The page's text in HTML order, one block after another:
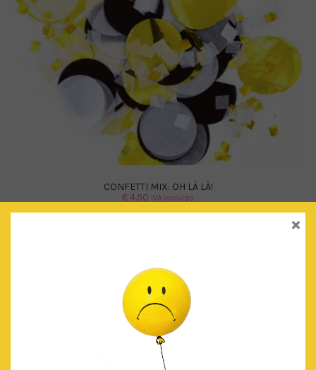
CONFETTI MIX: OH LÀ LÀ!
€4.50 IVA Incluido
×